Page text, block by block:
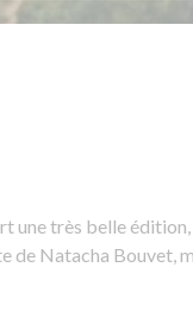
une très belle
Natacha Bouvet,